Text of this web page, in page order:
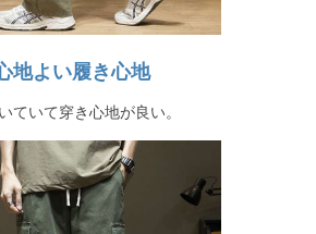
地よい履き心地
ていて穿き心地が良い。